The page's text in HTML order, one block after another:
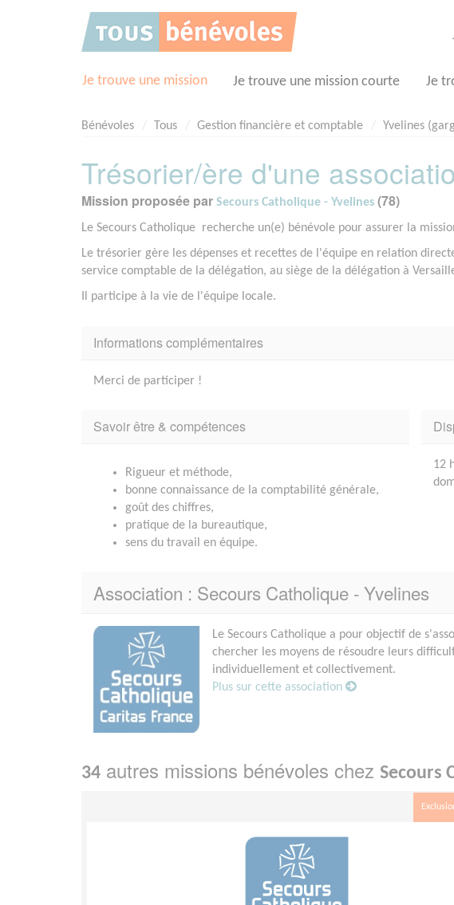
Je trouve une mission Je trouve une mission courte Je
Bénévoles Tous Gestion financière et comptable Yvelines
Trésorier/ère d'une
Mission proposée par Secours Catholique - Yvelines (78)
Le Secours Catholique recherche un(e) bénévole pour assurer la
Le trésorier gère les dépenses et recettes de l'équipe en relation
service comptable de la délégation, au siège de la délégation à
Il participe à la vie de l'équipe locale.
Informations complémentaires
Merci de participer !
Savoir être & compétences
Rigueur et méthode,
bonne connaissance de la comptabilité générale,
goût des chiffres,
pratique de la bureautique,
sens du travail en équipe.
12
Association : Secours Catholique - Yvelines
Le Secours Catholique a pour objectif de
chercher les moyens de résoudre leurs
individuellement et collectivement.
Plus sur cette association
34 autres missions bénévoles chez Secours